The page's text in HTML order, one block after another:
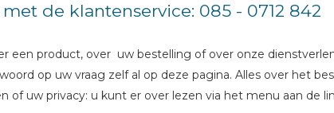
de klantenservice: 085 - 0712 842
een product, over uw bestelling of over onze
op uw vraag zelf al op deze pagina. Alles over het
of uw privacy: u kunt er over lezen via het menu aan de